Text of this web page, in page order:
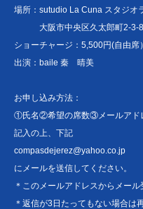
場所：sutudio La Cuna スタジオ
大阪市中央区久太郎町2-3-8
ショーチャージ：5,500円(自由席）
出演：baile 秦 晴美
お申し込み方法：
①氏名②希望の席数③メールアド
記入の上、下記
compasdejerez@yahoo.co.jp
にメールを送信してください。
＊このメールアドレスからメー
＊返信が3日たってもない場合は